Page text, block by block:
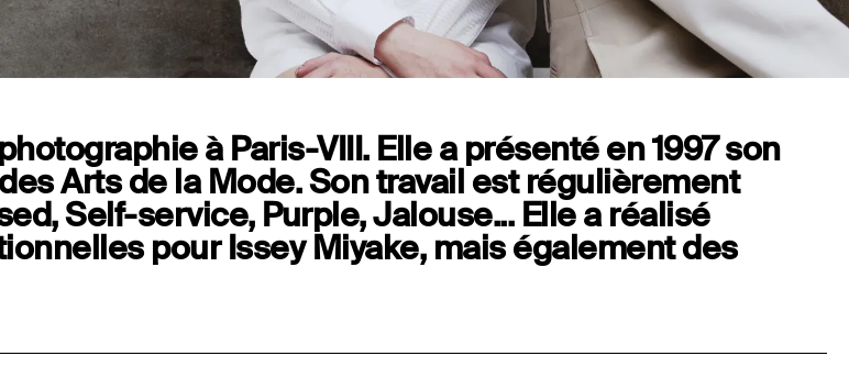
Capsules
à Paris-VIII. Elle a présenté en 1997 son
Arts de la Mode. Son travail est régulièrement
Self-service, Purple, Jalouse... Elle a réalisé
pour Issey Miyake, mais également des